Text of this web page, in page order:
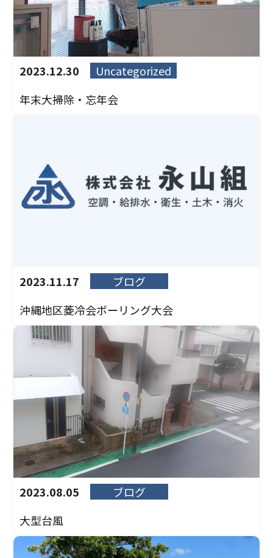
2023.12.30
Uncategorized
年末大掃除・忘年会
2023.11.17
ブログ
沖縄地区菱冷会ボーリング大会
2023.08.05
ブログ
大型台風